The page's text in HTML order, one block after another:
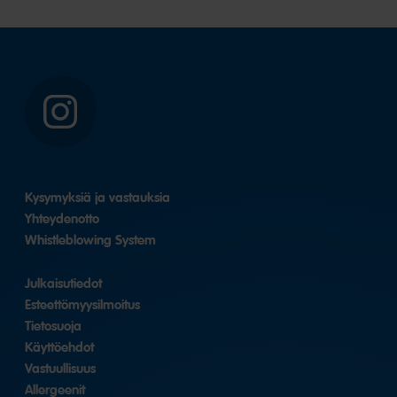
Instagram
Kysymyksiä ja vastauksia
Yhteydenotto
Whistleblowing System
Julkaisutiedot
Esteettömyysilmoitus
Tietosuoja
Käyttöehdot
Vastuullisuus
Allergeenit